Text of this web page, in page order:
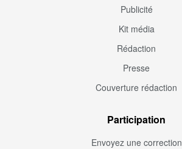
Publicité
Kit média
Rédaction
Presse
Couverture rédaction
Participation
Envoyez une correction